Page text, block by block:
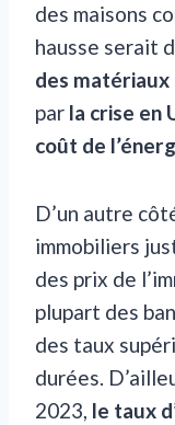
des maisons
hausse serait
des
par la crise en
coût de
D’un autre
immobiliers
des prix de
plupart des
des taux
durées.
2023, le taux